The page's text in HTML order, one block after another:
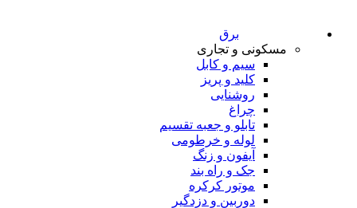
برق
مسکونی و تجاری
سیم و کابل
کلید و پریز
روشنایی
چراغ
تابلو و جعبه تقسیم
لوله و خرطومی
آیفون و زنگ
جک و راه بند
موتور کرکره
دوربین و دزدگیر